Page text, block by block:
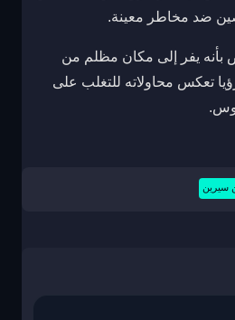
ضد مخاطر معينة.
يفر إلى مكان مظلم من
تعكس محاولاته للتغلب على
سيرين